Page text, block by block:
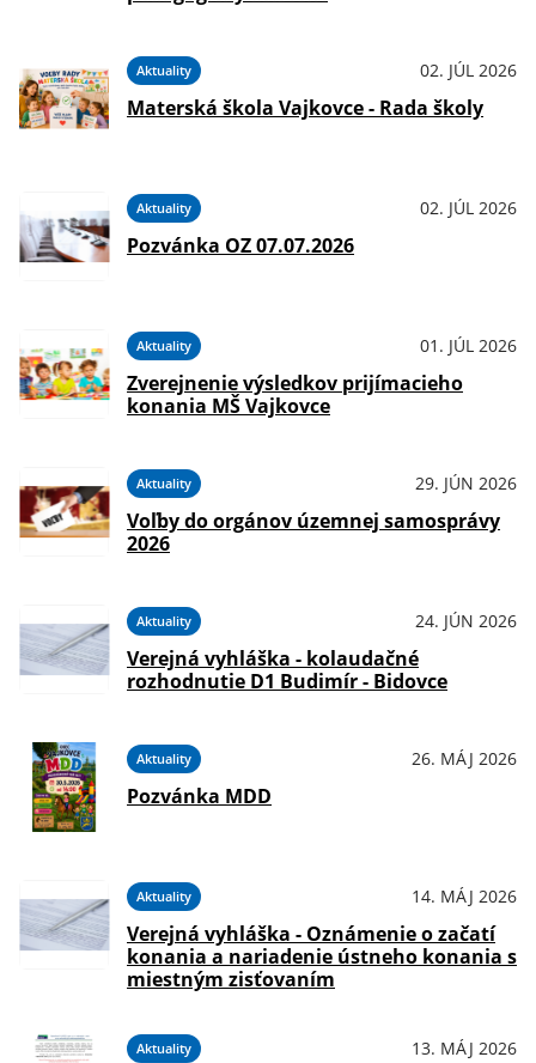
Aktuality 02. JÚL 2026
Materská škola Vajkovce - Rada školy
Aktuality 02. JÚL 2026
Pozvánka OZ 07.07.2026
Aktuality 01. JÚL 2026
Zverejnenie výsledkov prijímacieho
konania MŠ Vajkovce
Aktuality 29. JÚN 2026
Voľby do orgánov územnej samosprávy
2026
Aktuality 24. JÚN 2026
Verejná vyhláška - kolaudačné
rozhodnutie D1 Budimír - Bidovce
Aktuality 26. MÁJ 2026
Pozvánka MDD
Aktuality 14. MÁJ 2026
Verejná vyhláška - Oznámenie o začatí
konania a nariadenie ústneho konania s
miestným zisťovaním
Aktuality 13. MÁJ 2026